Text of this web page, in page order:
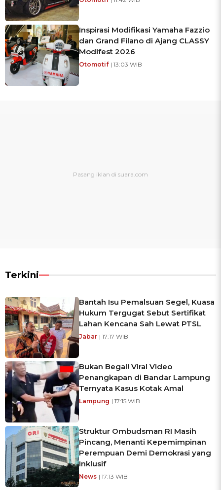
Inspirasi Modifikasi Yamaha Fazzio
dan Grand Filano di Ajang CLASSY
Modifest 2026
Otomotif | 13:03 WIB
Terkini
Bantah Isu Pemalsuan Segel, Kuasa
Hukum Tergugat Sebut Sertifikat
Lahan Kencana Sah Lewat PTSL
Jabar | 17:17 WIB
Bukan Begal! Viral Video
Penangkapan di Bandar Lampung
Ternyata Kasus Kotak Amal
Lampung | 17:15 WIB
Struktur Ombudsman RI Masih
Pincang, Menanti Kepemimpinan
Perempuan Demi Demokrasi yang
Inklusif
News | 17:13 WIB